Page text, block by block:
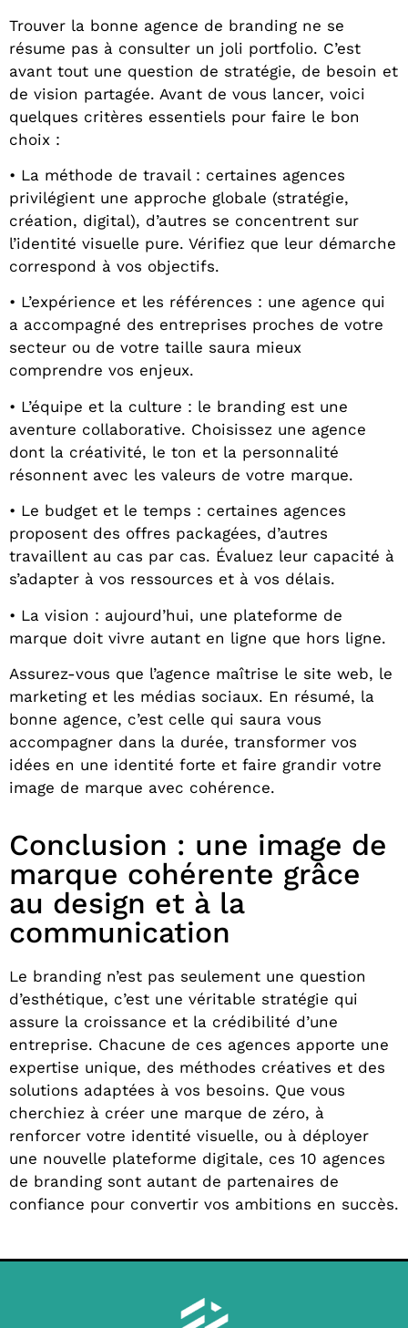
Trouver la bonne agence de branding ne se
résume pas à consulter un joli portfolio. C’est
avant tout une question de stratégie, de besoin et
de vision partagée. Avant de vous lancer, voici
quelques critères essentiels pour faire le bon
choix :
• La méthode de travail : certaines agences
privilégient une approche globale (stratégie,
création, digital), d’autres se concentrent sur
l’identité visuelle pure. Vérifiez que leur démarche
correspond à vos objectifs.
• L’expérience et les références : une agence qui
a accompagné des entreprises proches de votre
secteur ou de votre taille saura mieux
comprendre vos enjeux.
• L’équipe et la culture : le branding est une
aventure collaborative. Choisissez une agence
dont la créativité, le ton et la personnalité
résonnent avec les valeurs de votre marque.
• Le budget et le temps : certaines agences
proposent des offres packagées, d’autres
travaillent au cas par cas. Évaluez leur capacité à
s’adapter à vos ressources et à vos délais.
• La vision : aujourd’hui, une plateforme de
marque doit vivre autant en ligne que hors ligne.
Assurez-vous que l’agence maîtrise le site web, le
marketing et les médias sociaux. En résumé, la
bonne agence, c’est celle qui saura vous
accompagner dans la durée, transformer vos
idées en une identité forte et faire grandir votre
image de marque avec cohérence.
Conclusion : une image de
marque cohérente grâce
au design et à la
communication
Le branding n’est pas seulement une question
d’esthétique, c’est une véritable stratégie qui
assure la croissance et la crédibilité d’une
entreprise. Chacune de ces agences apporte une
expertise unique, des méthodes créatives et des
solutions adaptées à vos besoins. Que vous
cherchiez à créer une marque de zéro, à
renforcer votre identité visuelle, ou à déployer
une nouvelle plateforme digitale, ces 10 agences
de branding sont autant de partenaires de
confiance pour convertir vos ambitions en succès.